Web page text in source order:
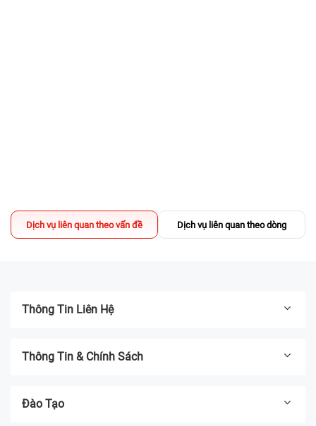
Bệnh Viện Điện Thoại, Laptop 24h
04/03/2025
Dịch vụ liên quan theo vấn đề Dịch vụ liên quan theo dòng
Thông Tin Liên Hệ
Thông Tin & Chính Sách
Đào Tạo